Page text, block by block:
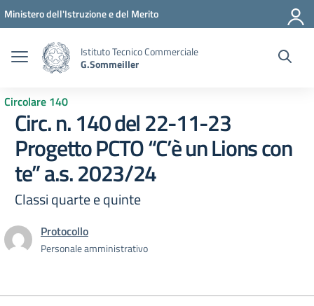
Vai ai contenuti
Vai al menu di navigazione
Vai al footer
Ministero dell'Istruzione e del Merito
Istituto Tecnico Commerciale
G.Sommeiller
Circolare 140
Circ. n. 140 del 22-11-23
Progetto PCTO “C’è un Lions con
te” a.s. 2023/24
Classi quarte e quinte
Protocollo
Personale amministrativo